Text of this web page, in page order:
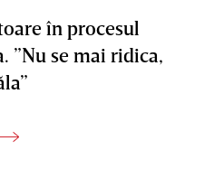
în procesul
”Nu se mai ridica,